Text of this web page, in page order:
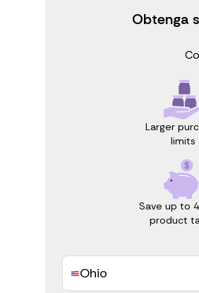
Obtenga
Larger
limits
Save up to
product
Ohio